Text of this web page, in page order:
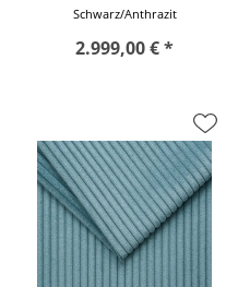
Schwarz/Anthrazit
2.999,00 € *